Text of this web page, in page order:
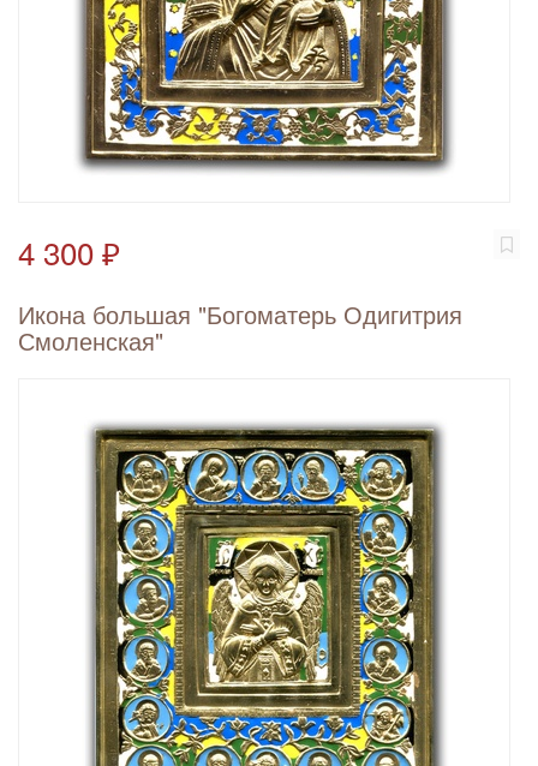
4 300 ₽
Икона большая "Богоматерь Одигитрия
Смоленская"